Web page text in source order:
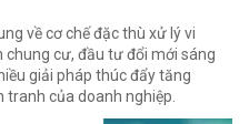
về cơ chế đặc thù xử lý vi
cư, đầu tư đổi mới sáng
giải pháp thúc đẩy tăng
của doanh nghiệp.